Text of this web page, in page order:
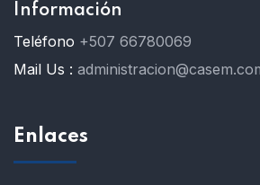
Información
Teléfono +507 66780069
Mail Us :
Enlaces